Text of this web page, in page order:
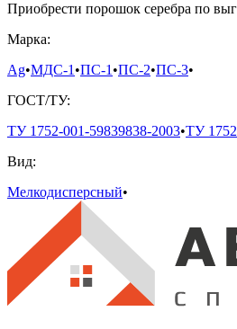
Приобрести порошок серебра по
Марка:
Ag•МДС-1 •ПС-1 •ПС-2•ПС-3•
ГОСТ/ТУ:
ТУ 1752-001-59839838-2003•ТУ
Вид:
Мелкодисперсный•